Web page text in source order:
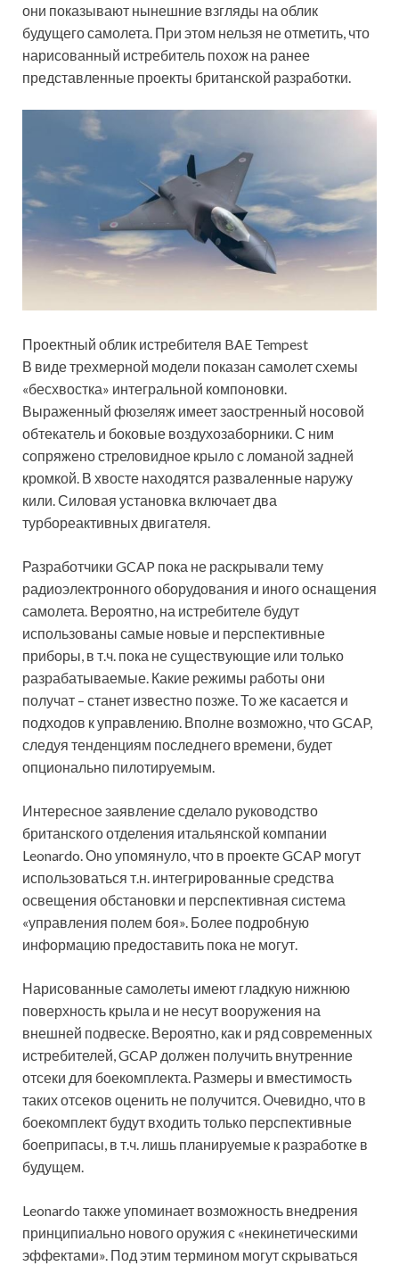
они показывают нынешние взгляды на облик
будущего самолета. При этом нельзя не отметить, что
нарисованный истребитель похож на ранее
представленные проекты британской разработки.
Проектный облик истребителя BAE Tempest
В виде трехмерной модели показан самолет схемы
«бесхвостка» интегральной компоновки.
Выраженный фюзеляж имеет заостренный носовой
обтекатель и боковые воздухозаборники. С ним
сопряжено стреловидное крыло с ломаной задней
кромкой. В хвосте находятся разваленные наружу
кили. Силовая установка включает два
турбореактивных двигателя.
Разработчики GCAP пока не раскрывали тему
радиоэлектронного оборудования и иного оснащения
самолета. Вероятно, на истребителе будут
использованы самые новые и перспективные
приборы, в т.ч. пока не существующие или только
разрабатываемые. Какие режимы работы они
получат – станет известно позже. То же касается и
подходов к управлению. Вполне возможно, что GCAP,
следуя тенденциям последнего времени, будет
опционально пилотируемым.
Интересное заявление сделало руководство
британского отделения итальянской компании
Leonardo. Оно упомянуло, что в проекте GCAP могут
использоваться т.н. интегрированные средства
освещения обстановки и перспективная система
«управления полем боя». Более подробную
информацию предоставить пока не могут.
Нарисованные самолеты имеют гладкую нижнюю
поверхность крыла и не несут вооружения на
внешней подвеске. Вероятно, как и ряд современных
истребителей, GCAP должен получить внутренние
отсеки для боекомплекта. Размеры и вместимость
таких отсеков оценить не получится. Очевидно, что в
боекомплект будут входить только перспективные
боеприпасы, в т.ч. лишь планируемые к разработке в
будущем.
Leonardo также упоминает возможность внедрения
принципиально нового оружия с «некинетическими
эффектами». Под этим термином могут скрываться